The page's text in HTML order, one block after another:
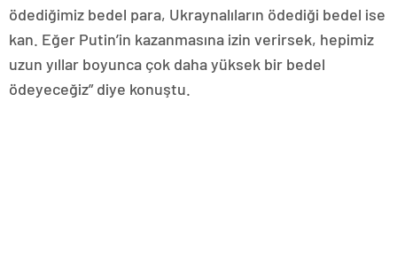
ödediğimiz bedel para, Ukraynalıların ödediği bedel ise
kan. Eğer Putin’in kazanmasına izin verirsek, hepimiz
uzun yıllar boyunca çok daha yüksek bir bedel
ödeyeceğiz” diye konuştu.